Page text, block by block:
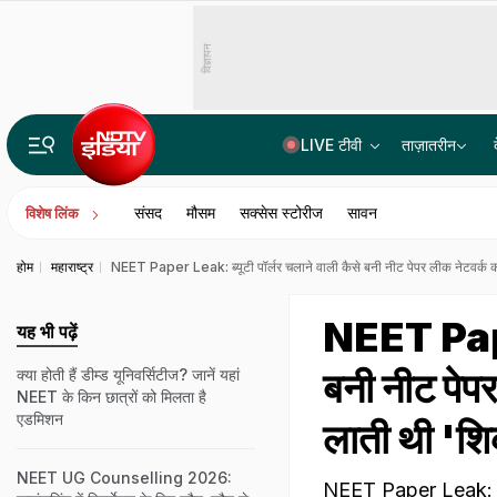
विज्ञापन
LIVE टीवी ताज़ातरीन
विशेष लिंक संसद मौसम सक्सेस स्टोरीज सावन
होम महाराष्ट्र NEET Paper Leak: ब्यूटी पॉर्लर चलाने वाली कैसे बनी नीट पेपर लीक नेटवर्क
NEET
बनी नीट
लाती थी
NEET Paper Leak:
यह भी पढ़ें
क्या होती हैं डीम्ड यूनिवर्सिटीज? जानें यहां
NEET के किन छात्रों को मिलता है
एडमिशन
NEET UG Counselling 2026: